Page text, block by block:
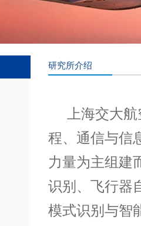
研究所介绍
上海交大
程、通信与信
力量为主组建
识别、飞行器
模式识别与智